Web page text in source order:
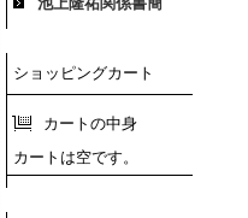
ショッピングカート
カートの中身
カートは空です。